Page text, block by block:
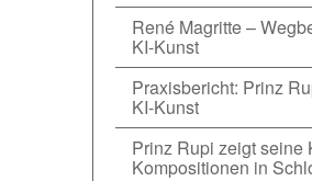
René Magritte –
KI-Kunst
Praxisbericht: Prinz
KI-Kunst
Prinz Rupi zeigt seine
Kompositionen in